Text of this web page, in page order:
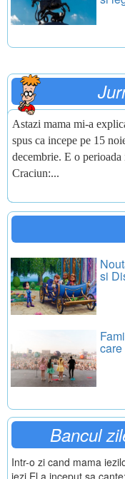
Astazi mama mi-a
spus ca incepe pe 15
decembrie. E o
Craciun:...
si
Bancul
Intr-o zi cand mama
iezi.El a inceput sa